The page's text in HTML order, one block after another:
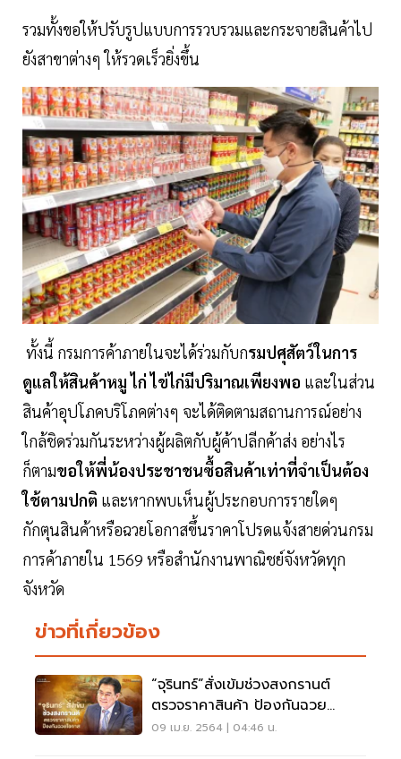
รวมทั้งขอให้ปรับรูปแบบการรวบรวมและกระจายสินค้าไป
ยังสาขาต่างๆ ให้รวดเร็วยิ่งขึ้น
ทั้งนี้ กรมการค้าภายในจะได้ร่วมกับกรมปศุสัตว์ในการ
ดูแลให้สินค้าหมู ไก่ ไข่ไก่มีปริมาณเพียงพอ และในส่วน
สินค้าอุปโภคบริโภคต่างๆ จะได้ติดตามสถานการณ์อย่าง
ใกล้ชิดร่วมกันระหว่างผู้ผลิตกับผู้ค้าปลีกค้าส่ง อย่างไร
ก็ตามขอให้พี่น้องประชาชนซื้อสินค้าเท่าที่จำเป็นต้อง
ใช้ตามปกติ และหากพบเห็นผู้ประกอบการรายใดๆ
กักตุนสินค้าหรือฉวยโอกาสขึ้นราคาโปรดแจ้งสายด่วนกรม
การค้าภายใน 1569 หรือสำนักงานพาณิชย์จังหวัดทุก
จังหวัด
ข่าวที่เกี่ยวข้อง
“จุรินทร์”สั่งเข้มช่วงสงกรานต์
ตรวจราคาสินค้า ป้องกันฉวย
โอกาส
09 เม.ย. 2564 | 04:46 น.